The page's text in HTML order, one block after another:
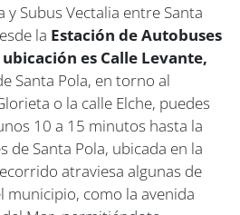
y Subus Vectalia entre Santa
la Estación de Autobuses
es Calle Levante,
Santa Pola, en torno al
o la calle Elche, puedes
10 a 15 minutos hasta la
de Santa Pola, ubicada en la
atraviesa algunas de
municipio, como la avenida